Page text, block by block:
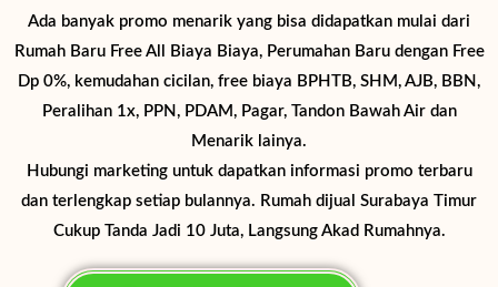
Ada banyak promo menarik yang bisa didapatkan mulai dari
Rumah Baru Free All Biaya Biaya, Perumahan Baru dengan Free
Dp 0%, kemudahan cicilan, free biaya BPHTB, SHM, AJB, BBN,
Peralihan 1x, PPN, PDAM, Pagar, Tandon Bawah Air dan
Menarik lainya.
Hubungi marketing untuk dapatkan informasi promo terbaru
dan terlengkap setiap bulannya. Rumah dijual Surabaya Timur
Cukup Tanda Jadi 10 Juta, Langsung Akad Rumahnya.